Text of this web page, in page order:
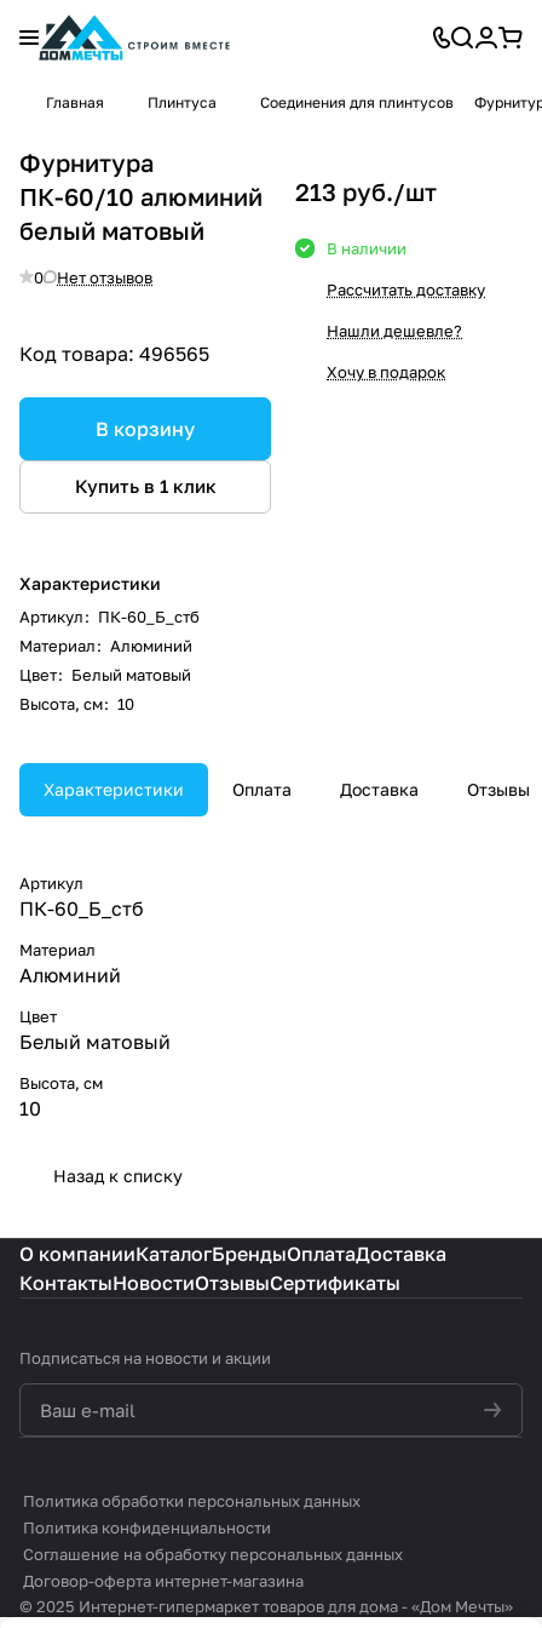
Главная Плинтуса Соединения для плинтусов
Фурнитура
ПК-60/10 алюминий
белый матовый
0 Нет отзывов
Код товара: 496565
В корзину
Купить в 1 клик
Характеристики
Артикул: ПК-60_Б_стб
Материал: Алюминий
Цвет: Белый матовый
Высота, см: 10
213 руб./шт
В наличии
Рассчитать доставку
Нашли дешевле?
Хочу в подарок
Характеристики Оплата Доставка Отзывы
Артикул
ПК-60_Б_стб
Материал
Алюминий
Цвет
Белый матовый
Высота, см
10
Назад к списку
О компанииКаталогБрендыОплатаДоставка
КонтактыНовостиОтзывыСертификаты
Подписаться на новости и акции
Политика обработки персональных данных
Политика конфиденциальности
Соглашение на обработку персональных данных
Договор-оферта интернет-магазина
© 2025 Интернет-гипермаркет товаров для дома - «Дом Мечты»